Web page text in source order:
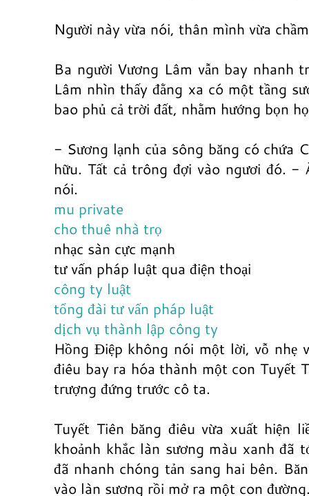
Người này vừa nói, thân mình vừa
Ba người Vương Lâm vẫn bay nhanh
Lâm nhìn thấy đằng xa có một tầng
bao phủ cả trời đất, nhằm hướng bọn
- Sương lạnh của sông băng có chứa
hữu. Tất cả trông đợi vào ngươi đó. -
nói.
mu private
cho thuê nhà trọ
nhạc sàn cực mạnh
tư vấn pháp luật qua điện thoại
công ty luật
tổng đài tư vấn pháp luật
dịch vụ thành lập công ty
Hồng Điệp không nói một lời, vỗ nhẹ
điêu bay ra hóa thành một con Tuyết
trượng đứng trước cô ta.
Tuyết Tiên băng điêu vừa xuất hiện
khoảnh khắc làn sương màu xanh đã
đã nhanh chóng tản sang hai bên.
vào làn sương rồi mở ra một con